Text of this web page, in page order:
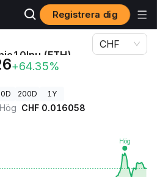
Registrera dig
(ETH) pris BITCOIN
(ETH)
+64.35%
CHF
200D 1Y
Hög CHF 0.016058